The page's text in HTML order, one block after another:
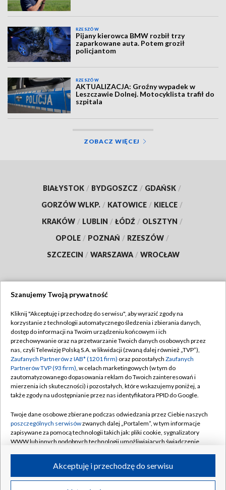
RZESZÓW
Pijany kierowca BMW rozbił trzy
zaparkowane auta. Potem groził
policjantom
RZESZÓW
AKTUALIZACJA: Groźny wypadek w
Leszczawie Dolnej. Motocyklista trafił do
szpitala
ZOBACZ WIĘCEJ
BIAŁYSTOK / BYDGOSZCZ / GDAŃSK /
GORZÓW WLKP. / KATOWICE / KIELCE /
KRAKÓW / LUBLIN / ŁÓDŹ / OLSZTYN /
OPOLE / POZNAŃ / RZESZÓW /
SZCZECIN / WARSZAWA / WROCŁAW
TVP
Abonament TVP
Emisja w TVP
Centrum informacji TVP
Naziemna Telewizja Cyfrowa
Rada Programowa
System NOS
Informacje o nadawcy
Program dla prasy
Regulamin TVP
Polityka prywatności
Moje zgody
Pomoc
Kontakt
Kanały
©2026 Telewizja Polska S.A. w likwidacji
Szanujemy Twoją prywatność
Kliknij "Akceptuję i przechodzę do serwisu", aby wyrazić zgody na
korzystanie z technologii automatycznego śledzenia i zbierania danych,
dostęp do informacji na Twoim urządzeniu końcowym i ich
przechowywanie oraz na przetwarzanie Twoich danych osobowych przez
nas, czyli Telewizję Polską S.A. w likwidacji (zwaną dalej również „TVP”),
Zaufanych Partnerów z IAB* (1201 firm) oraz pozostałych Zaufanych
Partnerów TVP (93 firm), w celach marketingowych (w tym do
zautomatyzowanego dopasowania reklam do Twoich zainteresowań i
mierzenia ich skuteczności) i pozostałych, które wskazujemy poniżej, a
także zgody na udostępnianie przez nas identyfikatora PPID do Google.
Twoje dane osobowe zbierane podczas odwiedzania przez Ciebie naszych
poszczególnych serwisówzwanych dalej „Portalem”, w tym informacje
zapisywane za pomocą technologii takich jak: pliki cookie, sygnalizatory
WWW lub innych podobnych technologii umożliwiających świadczenie
ruchu w Internecie.
Twoje dane osobowe zbierane podczas odwiedzania przez Ciebie
Akceptuję i przechodzę do serwisu